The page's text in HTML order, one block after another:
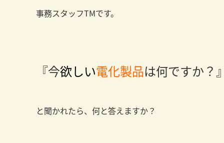
事務スタッフTMです。
『今欲しい電化製品は何ですか？
と聞かれたら、何と答えますか？